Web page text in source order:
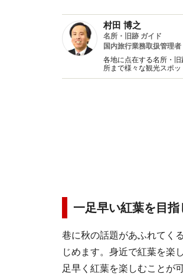
村田 博之
名所・旧跡 ガイド
国内旅行業務取扱管理者
各地に点在する名所・
所まで様々な観光スポ
イドブック、新聞、テ
一足早い紅葉を目
巷に秋の話題があふれてく
じめます。身近で紅葉を楽
足早く紅葉を楽しむことが